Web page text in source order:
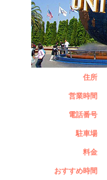
住所
営業時間
電話番号
駐車場
料金
おすすめ時間